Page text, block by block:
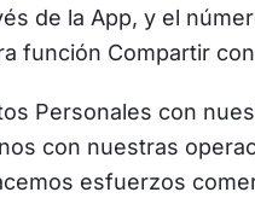
de la App, y el
función Compartir
Personales con
con nuestras
esfuerzos